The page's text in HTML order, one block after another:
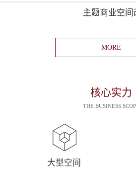
主题商业空间
MORE
核心实力
THE BUSINESS
大型空间